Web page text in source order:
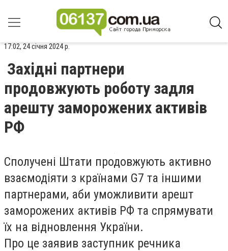
17:02, 24 січня 2024 р.
Західні партнери
продовжують роботу задля
арешту заморожених активів
РФ
Сполучені Штати продовжують активно
взаємодіяти з країнами G7 та іншими
партнерами, аби уможливити арешт
заморожених активів РФ та спрямувати
їх на відновлення України.
Про це заявив заступник речника